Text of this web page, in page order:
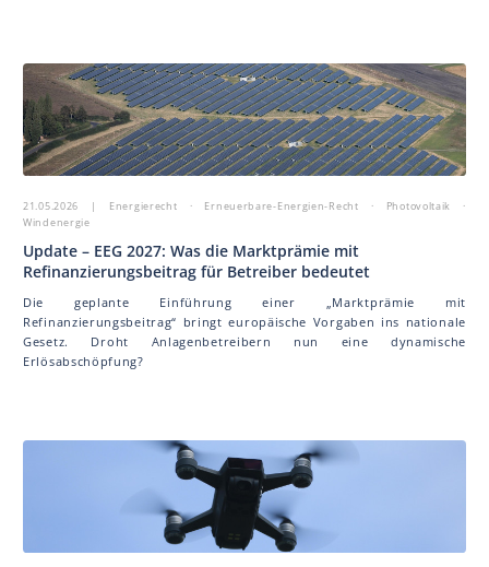
21.05.2026 | Energierecht · Erneuerbare-Energien-Recht · Photovoltaik ·
Windenergie
Update – EEG 2027: Was die Marktprämie mit
Refinanzierungsbeitrag für Betreiber bedeutet
Die geplante Einführung einer „Marktprämie mit
Refinanzierungsbeitrag“ bringt europäische Vorgaben ins nationale
Gesetz. Droht Anlagenbetreibern nun eine dynamische
Erlösabschöpfung?